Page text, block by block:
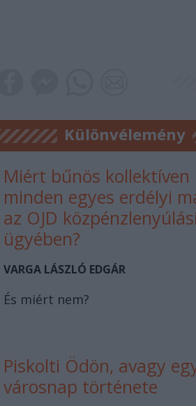
Különvélemény
Miért bűnös kollektíven
minden egyes erdélyi
az OJD közpénzlenyúlási
ügyében?
VARGA LÁSZLÓ EDGÁR
És miért nem?
Piskolti Ödön, avagy
városnap története